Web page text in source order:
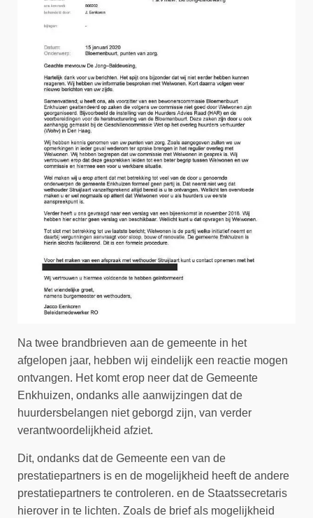
Na twee brandbrieven aan de gemeente in het
afgelopen jaar, hebben wij eindelijk een reactie mogen
ontvangen. Het komt erop neer dat de Gemeente
Enkhuizen, ondanks alle aanwijzingen dat de
huurdersbelangen niet geborgd zijn, van verder
verantwoordelijkheid afziet.
Dit, ondanks dat de Gemeente een van de
prestatiepartners is en de mogelijkheid heeft de andere
prestatiepartners te controleren. en de Staatssecretaris
hierover in te lichten. Zoals de brief als mogelijkheid